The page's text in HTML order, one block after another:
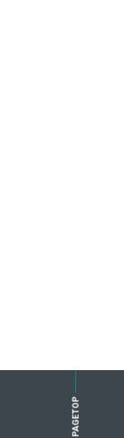
PAGETOP